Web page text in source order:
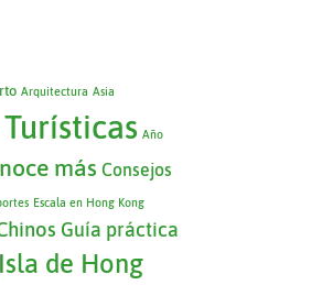
Arquitectura Asia
Año
más Consejos
Escala en Hong Kong
Guía práctica
Isla de Hong